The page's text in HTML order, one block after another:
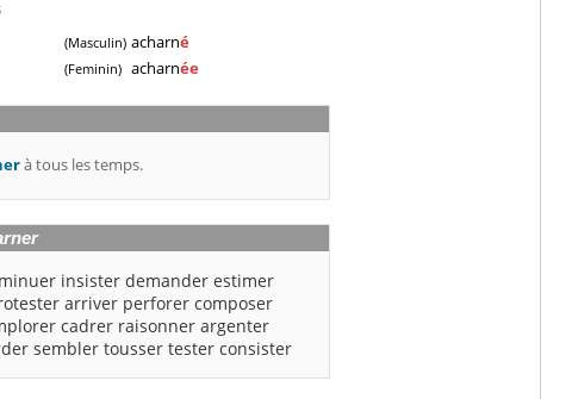
(Masculin) acharné
(Feminin) acharnée
à tous les temps.
insister demander estimer
arriver perforer composer
cadrer raisonner argenter
sembler tousser tester consister